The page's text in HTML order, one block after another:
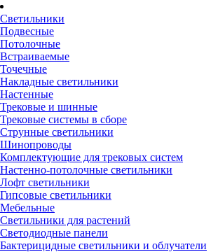
Светильники
Подвесные
Потолочные
Встраиваемые
Точечные
Накладные светильники
Настенные
Трековые и шинные
Трековые системы в сборе
Струнные светильники
Шинопроводы
Комплектующие для трековых систем
Настенно-потолочные светильники
Лофт светильники
Гипсовые светильники
Мебельные
Светильники для растений
Светодиодные панели
Бактерицидные светильники и облучатели